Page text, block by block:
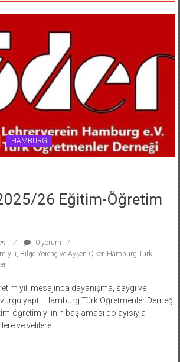
HAMBURG
26 Eğitim-Öğretim
0 yorum
yılı, Bilge Yörenç ve Ayşen Çiker, Hamburg Türk
yılı mesajında dayanışma, saygı ve
yaptı. Hamburg Türk Öğretmenler Derneği
öğretim yılının başlaması dolayısıyla
ve velilere